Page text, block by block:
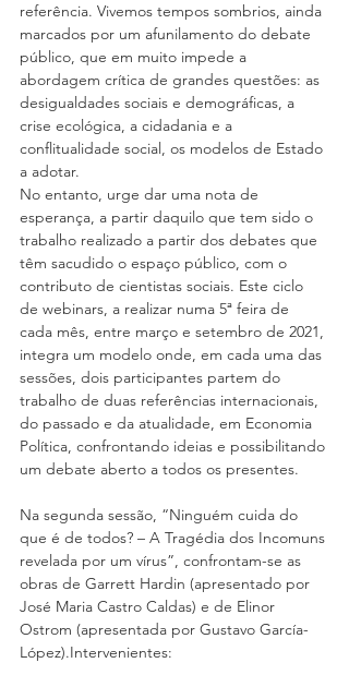
referência. Vivemos tempos sombrios, ainda
marcados por um afunilamento do debate
público, que em muito impede a
abordagem crítica de grandes questões: as
desigualdades sociais e demográficas, a
crise ecológica, a cidadania e a
conflitualidade social, os modelos de Estado
a adotar.
No entanto, urge dar uma nota de
esperança, a partir daquilo que tem sido o
trabalho realizado a partir dos debates que
têm sacudido o espaço público, com o
contributo de cientistas sociais. Este ciclo
de webinars, a realizar numa 5ª feira de
cada mês, entre março e setembro de 2021,
integra um modelo onde, em cada uma das
sessões, dois participantes partem do
trabalho de duas referências internacionais,
do passado e da atualidade, em Economia
Política, confrontando ideias e possibilitando
um debate aberto a todos os presentes.
Na segunda sessão, “Ninguém cuida do
que é de todos? – A Tragédia dos Incomuns
revelada por um vírus”, confrontam-se as
obras de Garrett Hardin (apresentado por
José Maria Castro Caldas) e de Elinor
Ostrom (apresentada por Gustavo García-
López).Intervenientes: